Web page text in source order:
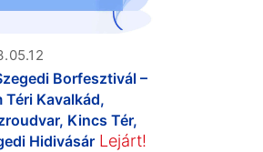
Borfesztivál –
Téri Kavalkád,
Kincs Tér,
Hidivásár Lejárt!